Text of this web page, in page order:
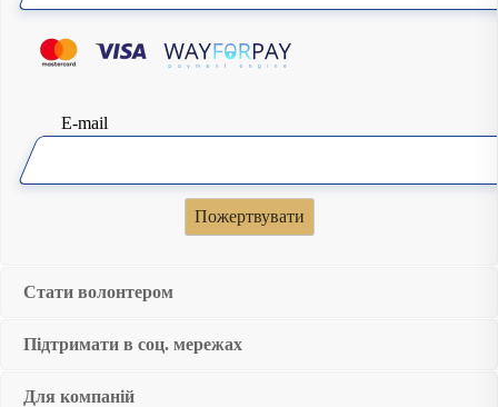
E-mail
Стати волонтером
Підтримати в соц. мережах
Для компаній